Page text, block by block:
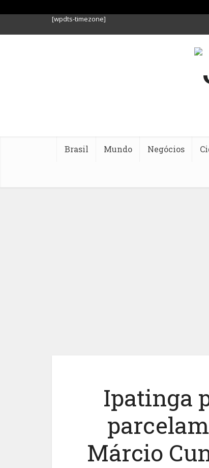
[wpdts-timezone]
Brasil Mundo Negócios
Ipatinga
Márcio